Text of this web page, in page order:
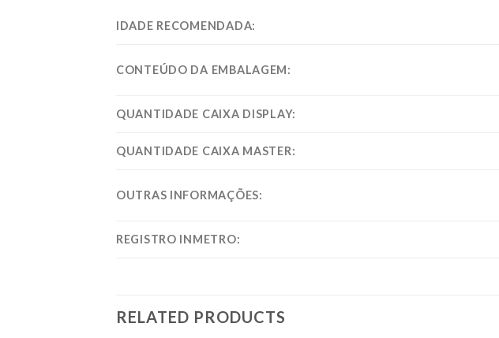
IDADE RECOMENDADA:
CONTEÚDO DA EMBALAGEM:
QUANTIDADE CAIXA DISPLAY:
QUANTIDADE CAIXA MASTER:
OUTRAS INFORMAÇÕES:
REGISTRO INMETRO:
RELATED PRODUCTS